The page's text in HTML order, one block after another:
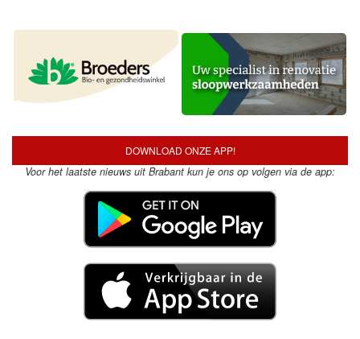
DOWNLOAD ONZE APP!
Voor het laatste nieuws uit Brabant kun je ons op volgen via de app: